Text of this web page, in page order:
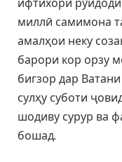
ифтихори
миллӣ самимона
амалҳои неку
барори кор орзу
бигзор дар
сулҳу суботи
шодиву сурур ва
бошад.